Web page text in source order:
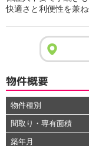
快適さと利便性を兼
物件概要
物件種別
間取り・専有面積
築年月